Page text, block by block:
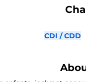
CDI / CDD